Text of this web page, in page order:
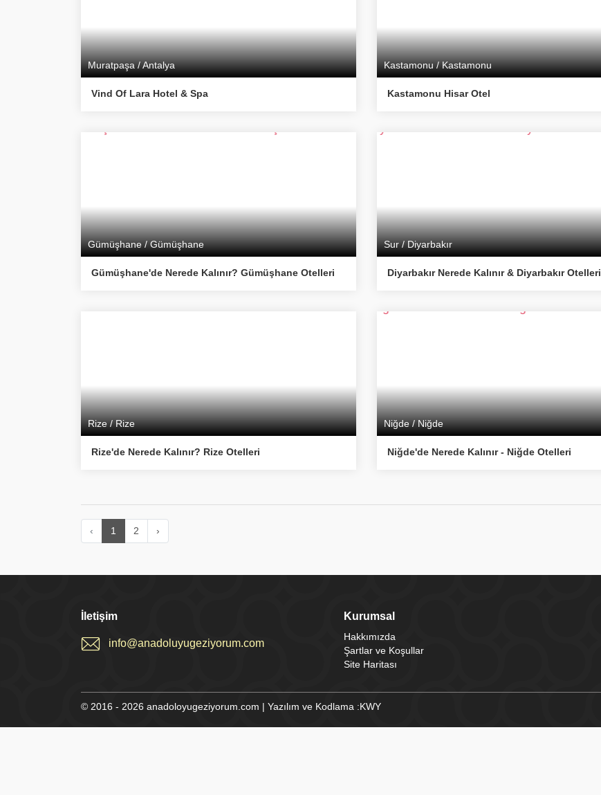
Muratpaşa / Antalya
Vind Of Lara Hotel & Spa
Kastamonu / Kastamonu
Kastamonu Hisar Otel
Gümüşhane / Gümüşhane
Gümüşhane'de Nerede Kalınır? Gümüşhane Otelleri
Sur / Diyarbakır
Diyarbakır Nerede Kalınır & Diyarbakır Otelleri
Rize / Rize
Rize'de Nerede Kalınır? Rize Otelleri
Niğde / Niğde
Niğde'de Nerede Kalınır - Niğde Otelleri
‹ 1 2 ›
İletişim
info@anadoluyugeziyorum.com
Kurumsal
Hakkımızda
Şartlar ve Koşullar
Site Haritası
© 2016 - 2026 anadoloyugeziyorum.com | Yazılım ve Kodlama :KWY